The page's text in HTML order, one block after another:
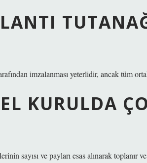
imzalanması yeterlidir, ancak tüm
KURULDA
sayısı ve payları esas alınarak toplanır